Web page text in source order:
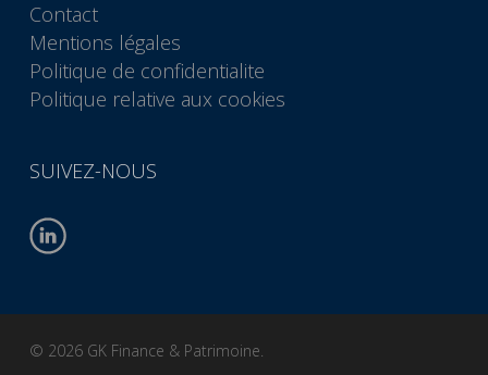
Contact
Mentions légales
Politique de confidentialite
Politique relative aux cookies
SUIVEZ-NOUS
© 2026 GK Finance & Patrimoine.